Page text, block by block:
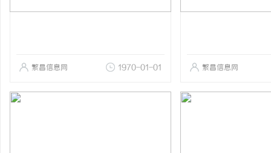
繁昌信息网 1970-01-01 繁昌信息网